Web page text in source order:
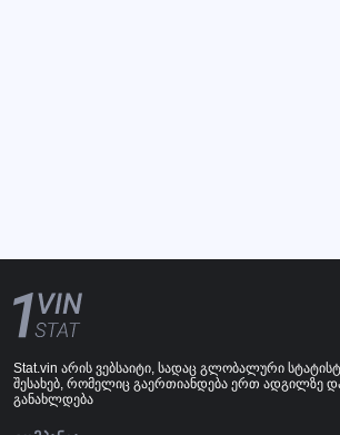
Stat.vin არის ვებსაიტი, სადაც გლობალური
შესახებ, რომელიც გაერთიანდება ერთ ადგილზე
განახლდება